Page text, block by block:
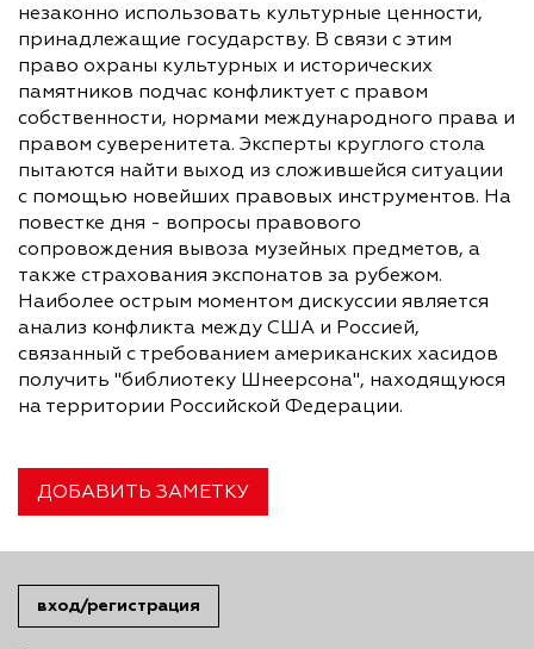
незаконно использовать культурные ценности,
принадлежащие государству. В связи с этим
право охраны культурных и исторических
памятников подчас конфликтует с правом
собственности, нормами международного права и
правом суверенитета. Эксперты круглого стола
пытаются найти выход из сложившейся ситуации
с помощью новейших правовых инструментов. На
повестке дня - вопросы правового
сопровождения вывоза музейных предметов, а
также страхования экспонатов за рубежом.
Наиболее острым моментом дискуссии является
анализ конфликта между США и Россией,
связанный с требованием американских хасидов
получить "библиотеку Шнеерсона", находящуюся
на территории Российской Федерации.
ДОБАВИТЬ ЗАМЕТКУ
вход/регистрация